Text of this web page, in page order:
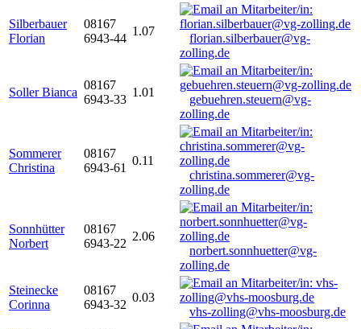
Silberbauer
Florian
08167
6943-44
1.07
florian.silberbauer@vg-
zolling.de
Soller Bianca
08167
6943-33
1.01
gebuehren.steuern@vg-
zolling.de
Sommerer
Christina
08167
6943-61
0.11
christina.sommerer@vg-
zolling.de
Sonnhütter
Norbert
08167
6943-22
2.06
norbert.sonnhuetter@vg-
zolling.de
Steinecke
Corinna
08167
6943-32
0.03
vhs-zolling@vhs-moosburg.de